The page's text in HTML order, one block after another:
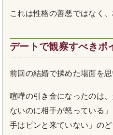
これは性格の善悪ではなく、
デートで観察すべきポ
前回の結婚で揉めた場面を
喧嘩の引き金になったのは
ないのに相手が怒っている
手はピンと来ていない」の